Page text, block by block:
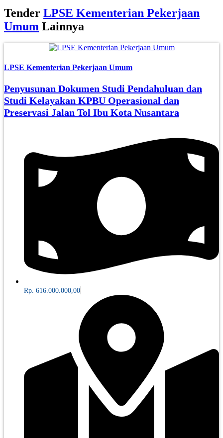
Tender LPSE Kementerian Pekerjaan
Umum Lainnya
LPSE Kementerian Pekerjaan Umum
Penyusunan Dokumen Studi Pendahuluan dan
Studi Kelayakan KPBU Operasional dan
Preservasi Jalan Tol Ibu Kota Nusantara
Rp. 616.000.000,00